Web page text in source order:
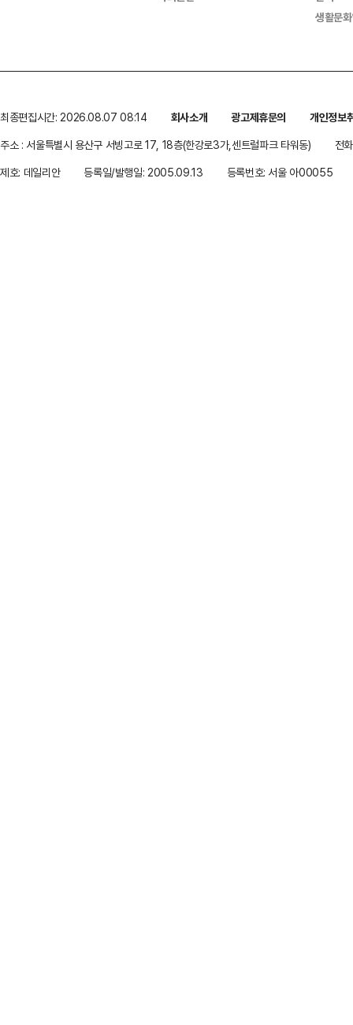
생활문
최종편집시간: 2026.08.07 08:14 회사소개 광고제휴문의
개인정보
주소 : 서울특별시 용산구 서빙고로 17, 18층(한강로3가,센트럴파크 타워동)
전
제호: 데일리안
등록일/발행일: 2005.09.13 등록번호: 서울 아00055